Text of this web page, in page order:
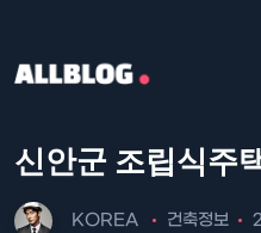
신안군 조립식주
KOREA 건축정보